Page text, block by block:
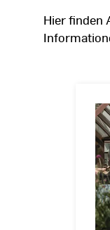
Hier finden